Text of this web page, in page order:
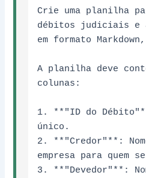
Crie uma planilha
débitos judiciais e
em formato
A planilha deve
colunas:
1. **"ID do
único.
2. **"Credor"**:
empresa para quem
3. **"Devedor"**: